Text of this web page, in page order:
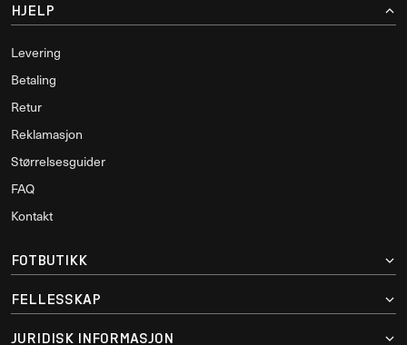
HJELP
Levering
Betaling
Retur
Reklamasjon
Størrelsesguider
FAQ
Kontakt
FOTBUTIKK
FELLESSKAP
JURIDISK INFORMASJON